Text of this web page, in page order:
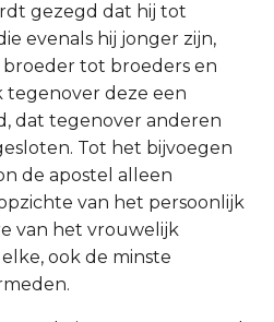
gezegd dat hij tot
evenals hij jonger zijn,
broeder tot broeders en
tegenover deze een
dat tegenover anderen
Tot het bijvoegen
de apostel alleen
van het persoonlijk
van het vrouwelijk
ook de minste